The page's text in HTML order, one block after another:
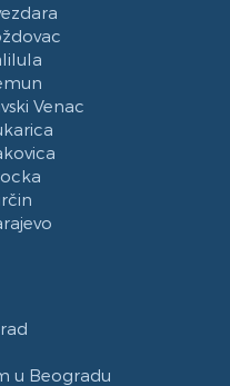
Venac
u Beogradu